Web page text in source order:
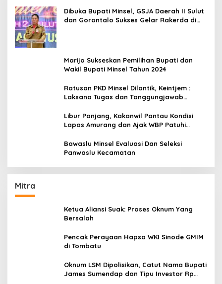
Dibuka Bupati Minsel, GSJA Daerah II Sulut
dan Gorontalo Sukses Gelar Rakerda di
Marijo Sukseskan Pemilihan Bupati dan
Wakil Bupati Minsel Tahun 2024
Ratusan PKD Minsel Dilantik, Keintjem :
Laksana Tugas dan Tanggungjawab
Libur Panjang, Kakanwil Pantau Kondisi
Lapas Amurang dan Ajak WBP Patuhi
Bawaslu Minsel Evaluasi Dan Seleksi
Panwaslu Kecamatan
Mitra
Ketua Aliansi Suak: Proses Oknum Yang
Bersalah
Pencak Perayaan Hapsa WKI Sinode GMIM
di Tombatu
Oknum LSM Dipolisikan, Catut Nama Bupati
James Sumendap dan Tipu Investor Rp